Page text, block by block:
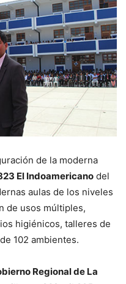
de la moderna
El Indoamericano del
aulas de los niveles
de usos múltiples,
higiénicos, talleres de
102 ambientes.
Regional de La